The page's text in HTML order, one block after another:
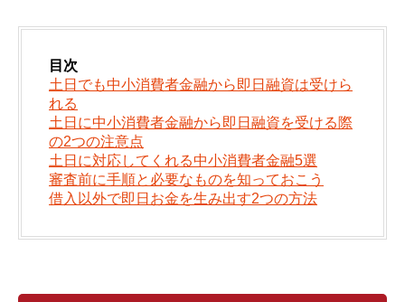
目次
土日でも中小消費者金融から即日融資は受けら
れる
土日に中小消費者金融から即日融資を受ける際
の2つの注意点
土日に対応してくれる中小消費者金融5選
審査前に手順と必要なものを知っておこう
借入以外で即日お金を生み出す2つの方法